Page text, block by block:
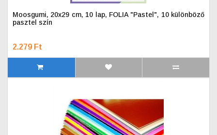
Moosgumi, 20x29 cm, 10 lap, FOLIA "Pastel", 10 különböző
pasztel szín
2.279 Ft